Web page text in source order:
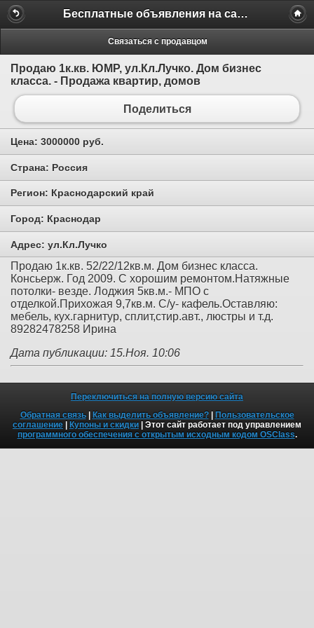
Бесплатные объявления на сайте MILAMO.ru
Связаться с продавцом
Продаю 1к.кв. ЮМР, ул.Кл.Лучко. Дом бизнес
класса. - Продажа квартир, домов
Поделиться
Цена: 3000000 руб.
Страна: Россия
Регион: Краснодарский край
Город: Краснодар
Адрес: ул.Кл.Лучко
Продаю 1к.кв. 52/22/12кв.м. Дом бизнес класса.
Консьерж. Год 2009. С хорошим ремонтом.Натяжные
потолки- везде. Лоджия 5кв.м.- МПО с
отделкой.Прихожая 9,7кв.м. С/у- кафель.Оставляю:
мебель, кух.гарнитур, сплит,стир.авт., люстры и т.д.
89282478258 Ирина
Дата публикации: 15.Ноя. 10:06
Переключиться на полную версию сайта
Обратная связь| Как выделить объявление?|
Пользовательское
соглашение
Купоны и скидки | Этот сайт работает под управлением
программного обеспечения с открытым исходным кодом OSClass.